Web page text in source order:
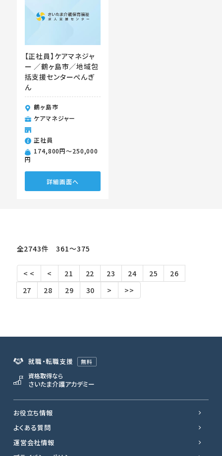
【正社員】ケアマネジャ
ー ／鶴ヶ島市／地域包
括支援センターぺんぎ
ん
鶴ヶ島市
ケアマネジャー
正社員
174,800円〜250,000
円
詳細画面へ
全2743件 361〜375
< < < 21 22 23 24 25
26
27
28 29 30 > >>
就職・転職支援 無料
資格取得なら
さいたま介護アカデミー
お役立ち情報
よくある質問
運営会社情報